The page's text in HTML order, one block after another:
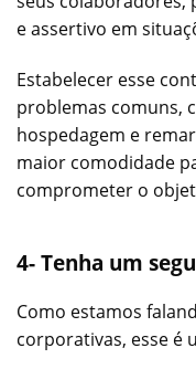
e assertivo em
Estabelecer esse
problemas comuns,
hospedagem e
maior comodidade
comprometer o
4- Tenha um
Como estamos
corporativas, esse é